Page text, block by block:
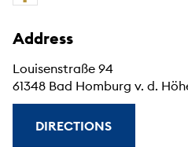
Address
Louisenstraße 94
61348 Bad Homburg v. d.
DIRECTIONS